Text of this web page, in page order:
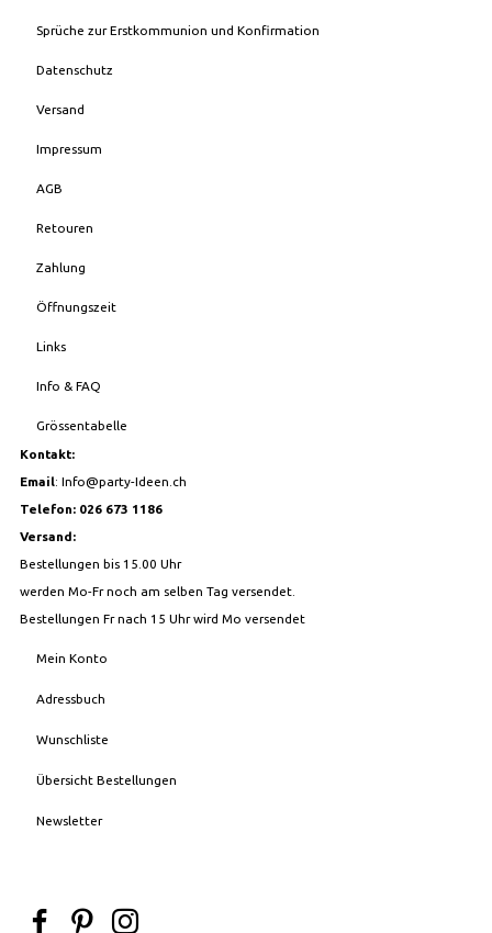
Sprüche zur Erstkommunion und Konfirmation
Datenschutz
Versand
Impressum
AGB
Retouren
Zahlung
Öffnungszeit
Links
Info & FAQ
Grössentabelle
Kontakt:
Email: Info@party-Ideen.ch
Telefon: 026 673 1186
Versand:
Bestellungen bis 15.00 Uhr
werden Mo-Fr noch am selben Tag versendet.
Bestellungen Fr nach 15 Uhr wird Mo versendet
Mein Konto
Adressbuch
Wunschliste
Übersicht Bestellungen
Newsletter